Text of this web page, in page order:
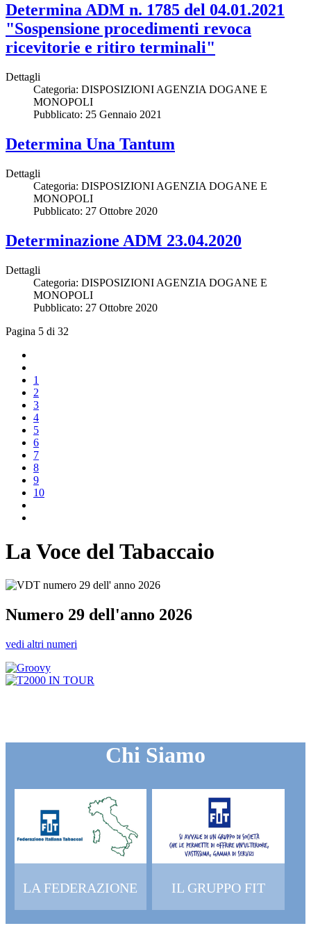
Determina ADM n. 1785 del 04.01.2021
"Sospensione procedimenti revoca
ricevitorie e ritiro terminali"
Dettagli
Categoria: DISPOSIZIONI AGENZIA DOGANE E
MONOPOLI
Pubblicato: 25 Gennaio 2021
Determina Una Tantum
Dettagli
Categoria: DISPOSIZIONI AGENZIA DOGANE E
MONOPOLI
Pubblicato: 27 Ottobre 2020
Determinazione ADM 23.04.2020
Dettagli
Categoria: DISPOSIZIONI AGENZIA DOGANE E
MONOPOLI
Pubblicato: 27 Ottobre 2020
Pagina 5 di 32
1
2
3
4
5
6
7
8
9
10
La Voce del Tabaccaio
Numero 29 dell'anno 2026
vedi altri numeri
Chi Siamo
LA FEDERAZIONE IL GRUPPO FIT